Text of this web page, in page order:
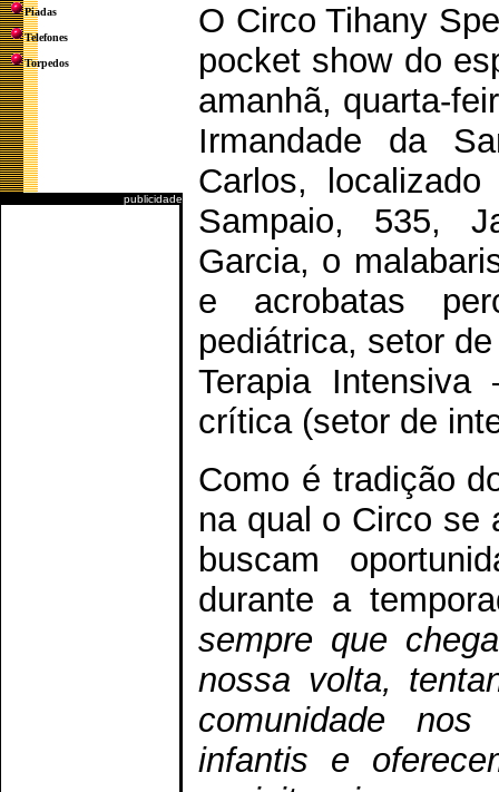
Piadas
Telefones
Torpedos
publicidade
O Circo Tihany
pocket show do
amanhã, quarta-
Irmandade da
Carlos,
Sampaio, 535,
Garcia, o
e acrobatas
pediátrica, setor
Terapia
crítica (setor de
Como é tradição
na qual o Circo se
buscam
durante a
sempre que
nossa volta,
comunidade
infantis e